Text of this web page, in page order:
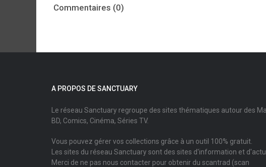
Commentaires (0)
A PROPOS DE SANCTUARY
Le réseau Sanctuary regroupe des sites thématiques autour des
BD, Comics, Cinéma, Séries TV.
Vous pouvez gérer vos collections grâce à un outil 100% gratuit.
Les sites du réseau Sanctuary sont des sites d'information et
Merci de ne pas nous contacter pour obtenir du scantrad (scan